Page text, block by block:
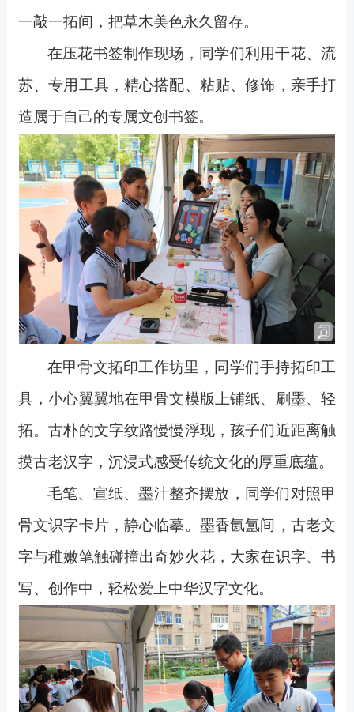
一敲一拓间，把草木美色永久留存。
在压花书签制作现场，同学们利用干花、流
苏、专用工具，精心搭配、粘贴、修饰，亲手打
造属于自己的专属文创书签。
在甲骨文拓印工作坊里，同学们手持拓印工
具，小心翼翼地在甲骨文模版上铺纸、刷墨、轻
拓。古朴的文字纹路慢慢浮现，孩子们近距离触
摸古老汉字，沉浸式感受传统文化的厚重底蕴。
毛笔、宣纸、墨汁整齐摆放，同学们对照甲
骨文识字卡片，静心临摹。墨香氤氲间，古老文
字与稚嫩笔触碰撞出奇妙火花，大家在识字、书
写、创作中，轻松爱上中华汉字文化。